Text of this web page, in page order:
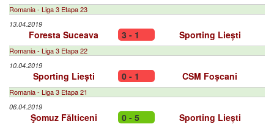
Romania - Liga 3 Etapa 23
13.04.2019
Foresta Suceava 3 - 1 Sporting Liești
Romania - Liga 3 Etapa 22
10.04.2019
Sporting Liești 0 - 1 CSM Foșcani
Romania - Liga 3 Etapa 21
06.04.2019
Şomuz Fălticeni 0 - 5 Sporting Liești